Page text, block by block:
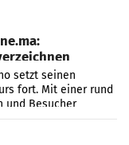
setzt seinen
fort. Mit einer rund
und Besucher
im ersten Halbjahr